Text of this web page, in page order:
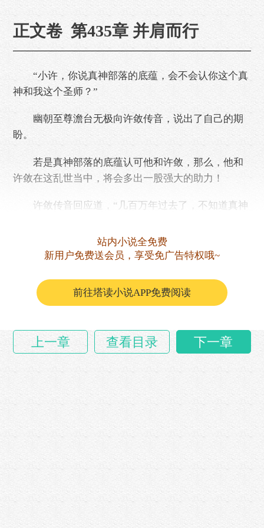
正文卷 第435章 并肩而行
“小许，你说真神部落的底蕴，会不会认你这个真
神和我这个圣师？”
幽朝至尊澹台无极向许敛传音，说出了自己的期
盼。
若是真神部落的底蕴认可他和许敛，那么，他和
许敛在这乱世当中，将会多出一股强大的助力！
许敛传音回应道，“几百万年过去了，不知道真神
蛮妹还是真神部落的某个高层，又或者真神部落的子
孙后代当……
站内小说全免费
新用户免费送会员，享受免广告特权哦~
前往塔读小说APP免费阅读
上一章 查看目录 下一章